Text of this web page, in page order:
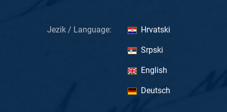
Jezik / Language: Hrvatski
Srpski
English
Deutsch